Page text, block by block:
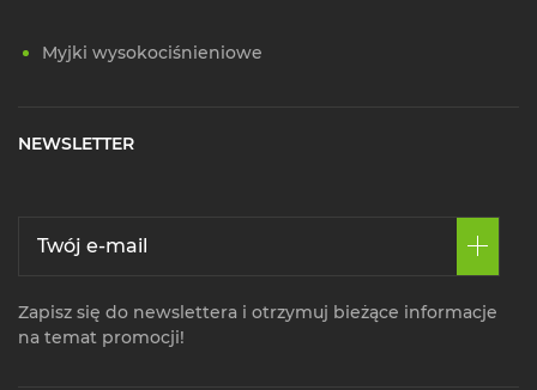
Myjki wysokociśnieniowe
NEWSLETTER
Zapisz się do newslettera i otrzymuj bieżące informacje
na temat promocji!